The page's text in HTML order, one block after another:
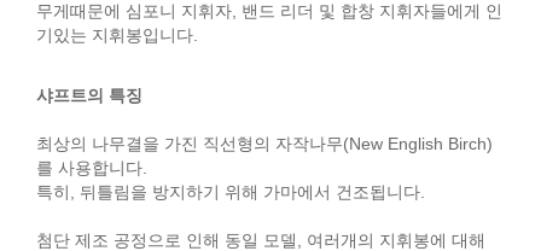
무게때문에 심포니 지휘자, 밴드 리더 및 합창 지휘자들에게 인
기있는 지휘봉입니다.
샤프트의 특징
최상의 나무결을 가진 직선형의 자작나무(New English Birch)
를 사용합니다.
특히, 뒤틀림을 방지하기 위해 가마에서 건조됩니다.
첨단 제조 공정으로 인해 동일 모델, 여러개의 지휘봉에 대해